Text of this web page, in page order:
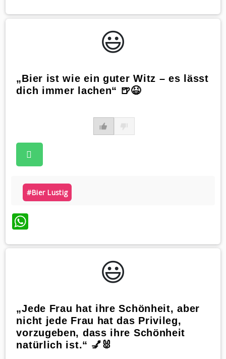
😃️
„Bier ist wie ein guter Witz – es lässt
dich immer lachen“ 🍺😆
#bier Lustig
WhatsApp
😃️
„Jede Frau hat ihre Schönheit, aber
nicht jede Frau hat das Privileg,
vorzugeben, dass ihre Schönheit
natürlich ist.“ 💅🐰